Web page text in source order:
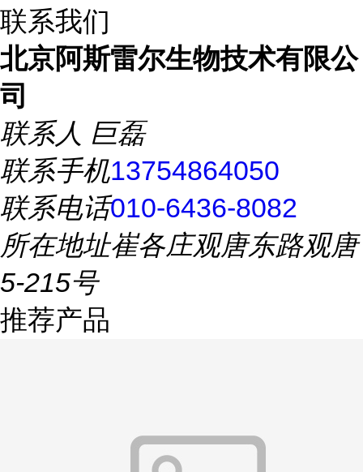
联系我们
北京阿斯雷尔生物技术有限公
司
联系人 巨磊
联系手机13754864050
联系电话010-6436-8082
所在地址崔各庄观唐东路观唐
5-215号
推荐产品